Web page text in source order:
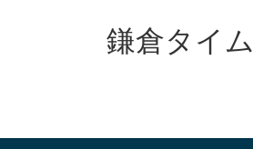
ス
ン
鎌倉タイム